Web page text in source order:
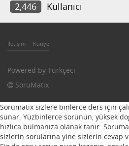
2,446
Kullanıcı
İletişim Künye
Powered by Türkçeci
SoruMatix
Sorumatix sizlere binlerce ders için
sunar. Yüzbinlerce sorunun, yüksek
hızlıca bulmanıza olanak tanır.
sizlerin sorularına yine sizlerin cevap